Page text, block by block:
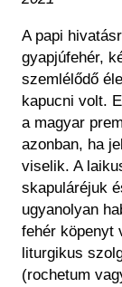
A papi
gyapjúfehér,
szemlélődő
kapucni volt.
a magyar
azonban, ha
viselik. A
skapuláréjuk
ugyanolyan
fehér köpenyt
liturgikus
(rochetum